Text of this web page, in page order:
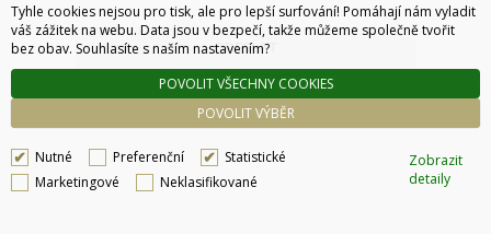
ODESLAT
Tyhle cookies nejsou pro tisk, ale pro lepší surfování! Pomáhají nám vyladit
váš zážitek na webu. Data jsou v bezpečí, takže můžeme společně tvořit
bez obav. Souhlasíte s naším nastavením?
POVOLIT VÝBĚR
POVOLIT VŠECHNY COOKIES
Nutné Preferenční
Statistické
Marketingové
Neklasifikované
Zobrazit
detaily